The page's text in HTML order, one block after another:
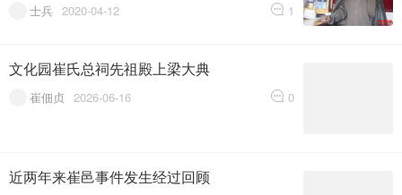
1
士兵 2020-04-12
文化园崔氏总祠先祖殿上梁大典
0
崔佃贞 2026-06-16
近两年来崔邑事件发生经过回顾